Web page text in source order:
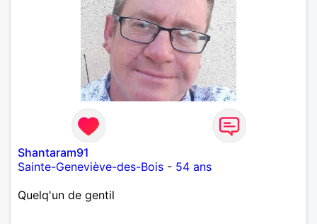
Shantaram91
Sainte-Geneviève-des-Bois - 54 ans
Quelq'un de gentil